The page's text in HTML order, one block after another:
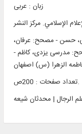
زبان : عربی
الإسلامي. مرکز النشر
حسن - مصحح: عرفان،
مدرسی یزدی، کاظم -
تعداد صفحات : 200ص.
الرجال | محدثان شیعه